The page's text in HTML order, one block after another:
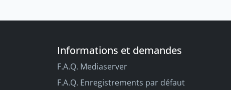
Informations et demandes
F.A.Q. Mediaserver
F.A.Q. Enregistrements par défaut